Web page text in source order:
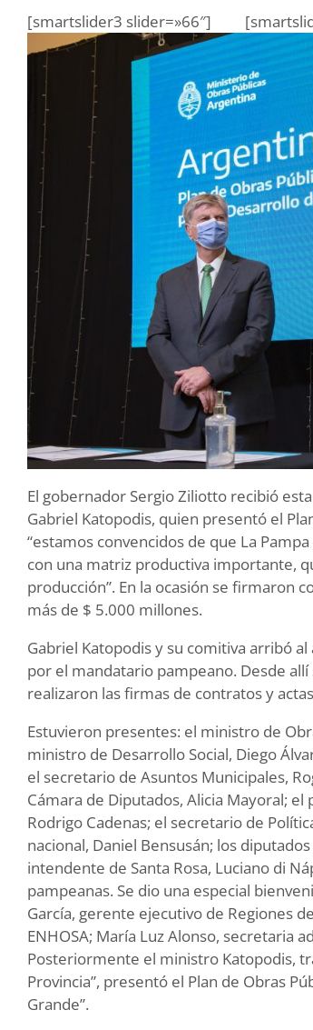
[smartslider3 slider=»66″]
El gobernador Sergio Ziliotto recibió
Gabriel Katopodis, quien presentó el
“estamos convencidos de que La
con una matriz productiva importante,
producción”. En la ocasión se firmaron
más de $ 5.000 millones.
Gabriel Katopodis y su comitiva arribó
por el mandatario pampeano. Desde
realizaron las firmas de contratos y
Estuvieron presentes: el ministro de
ministro de Desarrollo Social, Diego
el secretario de Asuntos Municipales,
Cámara de Diputados, Alicia Mayoral;
Rodrigo Cadenas; el secretario de
nacional, Daniel Bensusán; los
intendente de Santa Rosa, Luciano di
pampeanas. Se dio una especial
García, gerente ejecutivo de Regiones
ENHOSA; María Luz Alonso, secretaria
Posteriormente el ministro Katopodis,
Provincia”, presentó el Plan de Obras
Grande”.